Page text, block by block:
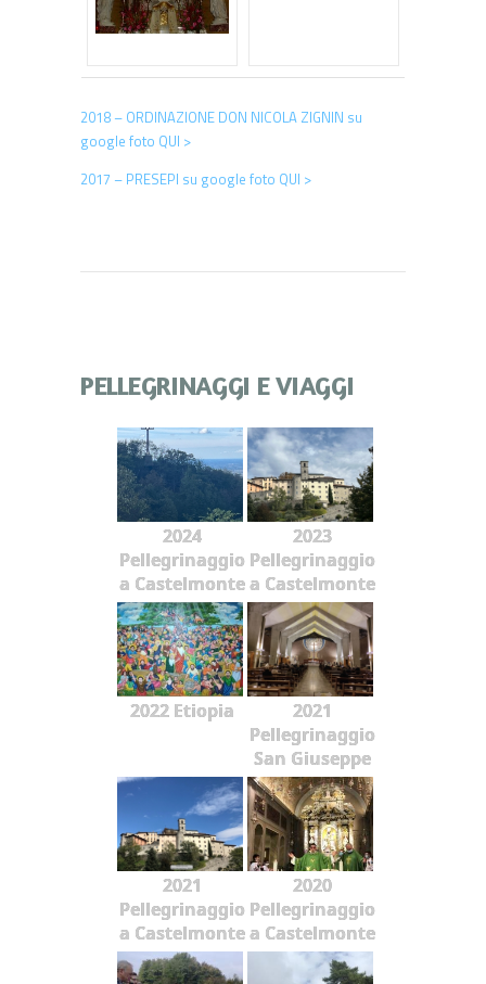
2018 – ORDINAZIONE DON NICOLA ZIGNIN su
google foto QUI >
2017 – PRESEPI su google foto QUI >
PELLEGRINAGGI E VIAGGI
2024
Pellegrinaggio
a Castelmonte
2023
Pellegrinaggio
a Castelmonte
2022 Etiopia
2021
Pellegrinaggio
San Giuseppe
2021
Pellegrinaggio
a Castelmonte
2020
Pellegrinaggio
a Castelmonte